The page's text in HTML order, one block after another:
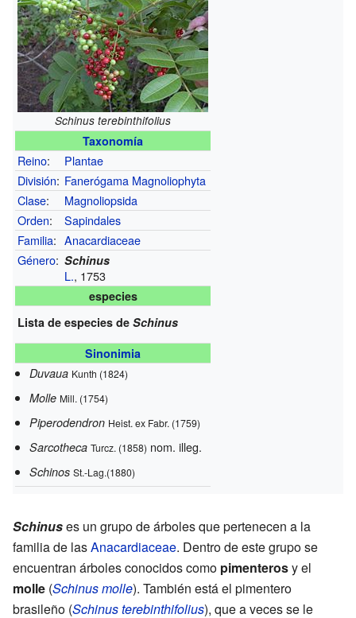
Schinus terebinthifolius
Taxonomía
Reino:
Plantae
División: Fanerógama Magnoliophyta
Clase:
Magnoliopsida
Orden:
Sapindales
Familia: Anacardiaceae
Género: Schinus
L., 1753
especies
Lista de especies deSchinus
Sinonimia
Duvaua Kunth (1824)
Molle Mill. (1754)
Piperodendron Heist. ex Fabr. (1759)
Sarcotheca Turcz. (1858) nom. illeg.
Schinos St.-Lag.(1880)
Schinuses un grupo de árboles que pertenecen a la
familia de lasAnacardiaceae. Dentro de este grupo se
encuentran árboles conocidos como pimenterosy el
molle (Schinus molle). También está el pimentero
brasileño (Schinus terebinthifolius), que a veces se le